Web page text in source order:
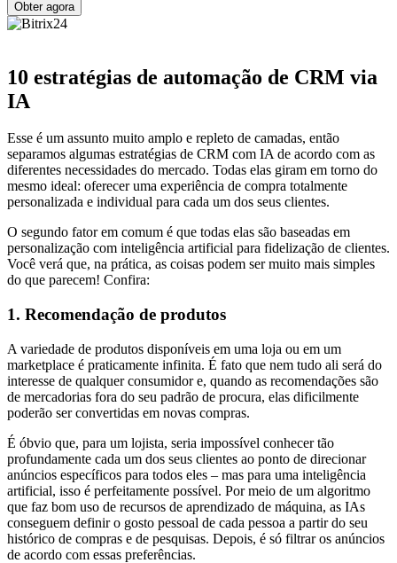
10 estratégias de automação de CRM via
IA
Esse é um assunto muito amplo e repleto de camadas, então
separamos algumas estratégias de CRM com IA de acordo com as
diferentes necessidades do mercado. Todas elas giram em torno do
mesmo ideal: oferecer uma experiência de compra totalmente
personalizada e individual para cada um dos seus clientes.
O segundo fator em comum é que todas elas são baseadas em
personalização com inteligência artificial para fidelização de clientes.
Você verá que, na prática, as coisas podem ser muito mais simples
do que parecem! Confira:
1. Recomendação de produtos
A variedade de produtos disponíveis em uma loja ou em um
marketplace é praticamente infinita. É fato que nem tudo ali será do
interesse de qualquer consumidor e, quando as recomendações são
de mercadorias fora do seu padrão de procura, elas dificilmente
poderão ser convertidas em novas compras.
É óbvio que, para um lojista, seria impossível conhecer tão
profundamente cada um dos seus clientes ao ponto de direcionar
anúncios específicos para todos eles – mas para uma inteligência
artificial, isso é perfeitamente possível. Por meio de um algoritmo
que faz bom uso de recursos de aprendizado de máquina, as IAs
conseguem definir o gosto pessoal de cada pessoa a partir do seu
histórico de compras e de pesquisas. Depois, é só filtrar os anúncios
de acordo com essas preferências.